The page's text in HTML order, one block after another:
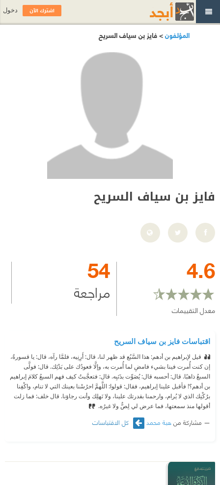
المؤلفون> فايز بن سياف السريح
فايز بن سياف السريح
4.6
معدل التقييمات
54
مراجعة
اقتباسات فايز بن سياف السريح
قيل لإبراهيم بن أدهم: هذا السَّبُع قد ظهر لنا، قال: أَرِنِيه، فلمَّا رآه، قال: يا قسورةُ،
إن كنت أُمرت فينا بشيء فامضِ لما أُمرت به، وإلَّا فعودُك على بَدْئِك. قال: فولَّى
السبعُ ذاهبًا. قال: أحسبه قال: يُصَوِّت بذَنَبِه. قال: فتعجَّبتُ كيف فهم السبعُ كلامَ إبراهيم
بن أدهم؟! فأقبل علينا إبراهيم، فقال: قولوا: اللَّهمَّ احرُسْنا بعينك التي لا تنام، واكْفِنا
برُكْنِك الذي لا يُرام، وارحمنا بقدرتك علينا، ولا نَهلِك وأنت رجاؤنا. قال خلف: فما زلت
أقولها منذ سمعتها، فما عرض لي لِصٌّ ولا غيرُه.
مشاركة منهبة محمد كل الاقتباسات
اشترك الآن دخول